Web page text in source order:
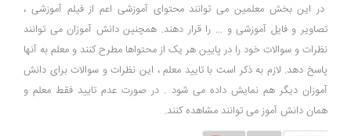
در این بخش معلمین می توانند محتوای آموزشی اعم از فیلم آموزشی ،
تصاویر و فایل آموزشی و ... را قرار دهند. همچنین دانش آموزان می توانند
نظرات و سوالات خود را در پایین هر یک از محتواها مطرح کنند و معلم به آنها
پاسخ دهد. لازم به ذکر است با تایید معلم ، این نظرات و سوالات برای دانش
آموزان دیگر هم نمایش داده می شود . در صورت عدم تایید فقط معلم و
همان دانش آموز می توانند مشاهده کنند.